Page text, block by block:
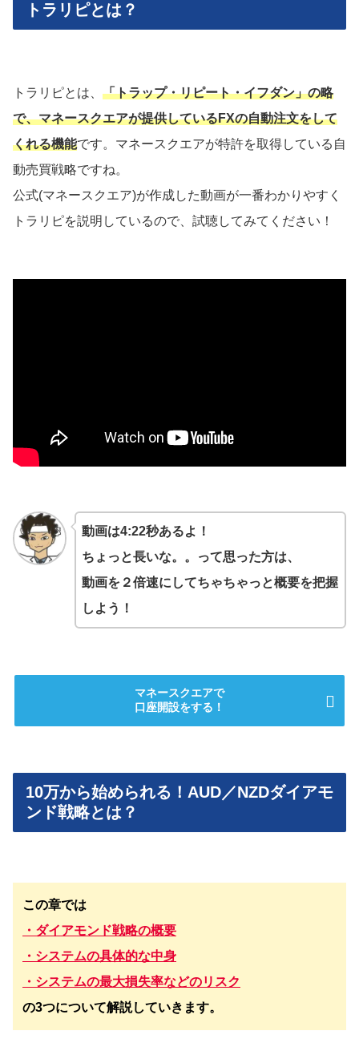
トラリピとは？
トラリピとは、 「トラップ・リピート・イフダン」の略
で、マネースクエアが提供しているFXの自動注文をして
くれる機能です。マネースクエアが特許を取得している自
動売買戦略ですね。
公式(マネースクエア)が作成した動画が一番わかりやすく
トラリピを説明しているので、試聴してみてください！
動画は4:22秒あるよ！
ちょっと長いな。。って思った方は、
動画を２倍速にしてちゃちゃっと概要を把握
しよう！
マネースクエアで
口座開設をする！
10万から始められる！AUD／NZDダイアモ
ンド戦略とは？
この章では
・ダイアモンド戦略の概要
・システムの具体的な中身
・システムの最大損失率などのリスク
の3つについて解説していきます。